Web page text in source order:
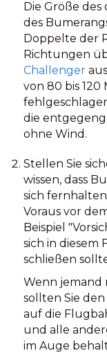
Die Größe
des
Doppelte der
Richtungen
Challenger
von 80 bis 120
die
ohne Wind.
Stellen Sie
wissen, dass
sich
Voraus vor
Beispiel
sich in diesem
schließen
Wenn jemand
sollten Sie
auf die
und alle
im Auge